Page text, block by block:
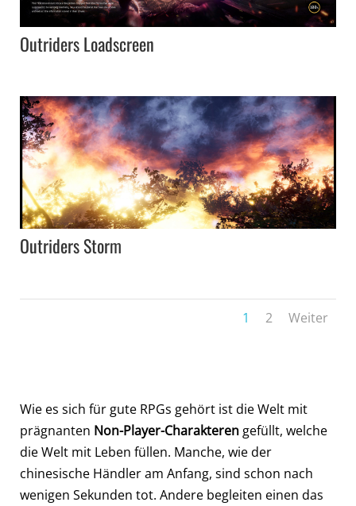
Outriders Loadscreen
Outriders Storm
1 2 Weiter
Wie es sich für gute RPGs gehört ist die Welt mit
prägnanten Non-Player-Charakteren gefüllt, welche
die Welt mit Leben füllen. Manche, wie der
chinesische Händler am Anfang, sind schon nach
wenigen Sekunden tot. Andere begleiten einen das